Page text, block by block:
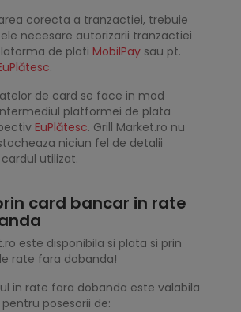
corecta a tranzactiei, trebuie
necesare autorizarii tranzactiei
de plati MobilPay sau pt.
.
de card se face in mod
platformei de plata
EuPlătesc. Grill Market.ro nu
niciun fel de detalii
utilizat.
card bancar in rate
este disponibila si plata si prin
rate fara dobanda!
in rate fara dobanda este valabila
posesorii de: